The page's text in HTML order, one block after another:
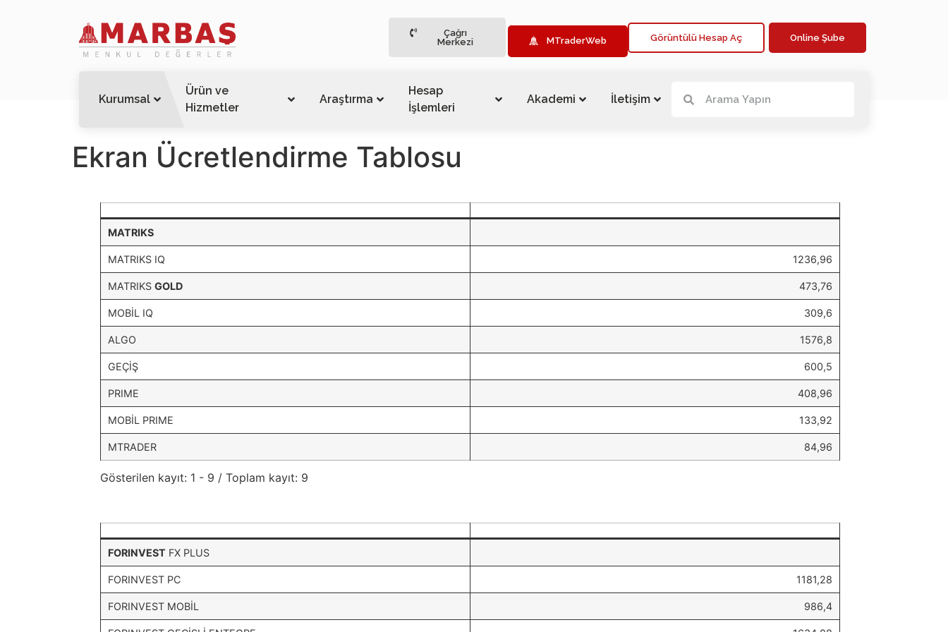
Çağrı
Merkezi
MTraderWeb Görüntülü Hesap Aç Online Şube
Kurumsal
Ürün ve
Hizmetler
Araştırma
Hesap
İşlemleri
Akademi İletişim
Ekran Ücretlendirme Tablosu
MATRIKS
MATRIKS IQ 1236,96
MATRIKSGOLD 473,76
MOBİL IQ 309,6
ALGO 1576,8
GEÇİŞ 600,5
PRIME 408,96
MOBİL PRIME 133,92
MTRADER 84,96
Gösterilen kayıt: 1 - 9 / Toplam kayıt: 9
FORINVEST FX PLUS
FORINVEST PC 1181,28
FORINVEST MOBİL 986,4